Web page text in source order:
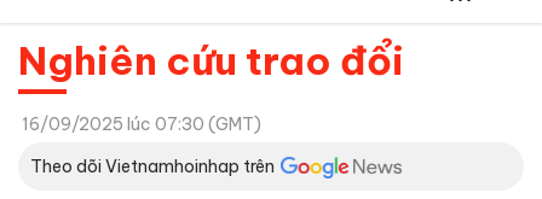
Nghiên cứu trao đổi
16/09/2025 lúc 07:30 (GMT)
Theo dõi Vietnamhoinhap trên